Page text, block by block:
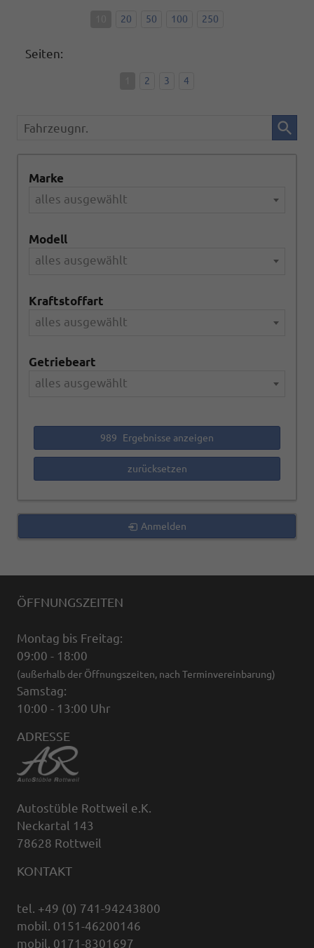
20 50 100 250
Seiten:
2 3 4
Fahrzeugnr.
Marke
alles ausgewählt
Modell
alles ausgewählt
Kraftstoffart
alles ausgewählt
Getriebeart
alles ausgewählt
989 Ergebnisse anzeigen
zurücksetzen
Anmelden
ÖFFNUNGSZEITEN
Montag bis Freitag:
09:00 - 18:00
(außerhalb der Öffnungszeiten, nach Terminvereinbarung)
Samstag:
10:00 - 13:00 Uhr
ADRESSE
Autostüble Rottweil e.K.
Neckartal 143
78628 Rottweil
KONTAKT
tel. +49 (0) 741-94243800
mobil. 0151-46200146
mobil. 0171-8301697